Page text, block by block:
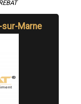
Esternay
Frignicourt
Magenta
à Gueux
sur-Suippe
à Avize
Moronvilliers
Martin-d'Ablois
sur-Marne